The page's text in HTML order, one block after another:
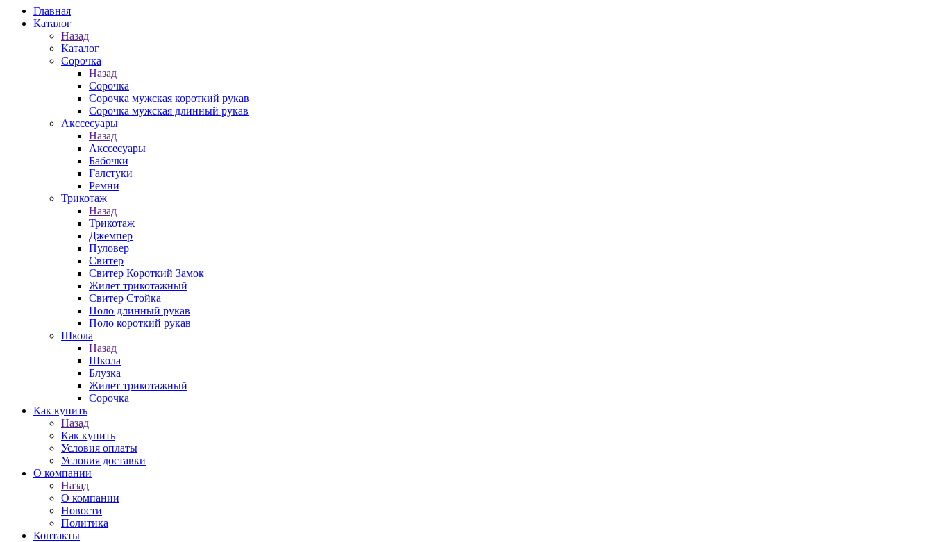
Главная
Каталог
Назад
Каталог
Сорочка
Назад
Сорочка
Сорочка мужская короткий рукав
Сорочка мужская длинный рукав
Акссесуары
Назад
Акссесуары
Бабочки
Галстуки
Ремни
Трикотаж
Назад
Трикотаж
Джемпер
Пуловер
Свитер
Свитер Короткий Замок
Жилет трикотажный
Свитер Стойка
Поло длинный рукав
Поло короткий рукав
Школа
Назад
Школа
Блузка
Жилет трикотажный
Сорочка
Как купить
Назад
Как купить
Условия оплаты
Условия доставки
О компании
Назад
О компании
Новости
Политика
Контакты